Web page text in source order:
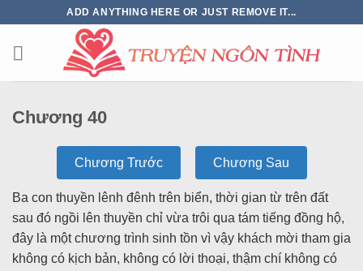
ADD ANYTHING HERE OR JUST REMOVE IT...
Chương 40
Chương Trước Chương Sau
Ba con thuyền lênh đênh trên biển, thời gian từ trên đất
sau đó ngồi lên thuyền chỉ vừa trôi qua tám tiếng đồng hộ,
đây là một chương trình sinh tồn vì vậy khách mời tham gia
không có kịch bản, không có lời thoại, thậm chí không có